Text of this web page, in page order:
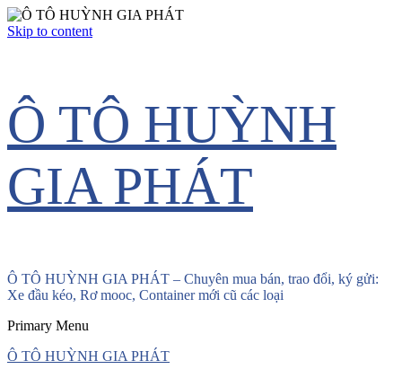
Skip to content
Ô TÔ HUỲNH
GIA PHÁT
Ô TÔ HUỲNH GIA PHÁT – Chuyên mua bán, trao đổi, ký gửi:
Xe đầu kéo, Rơ mooc, Container mới cũ các loại
Primary Menu
Ô TÔ HUỲNH GIA PHÁT